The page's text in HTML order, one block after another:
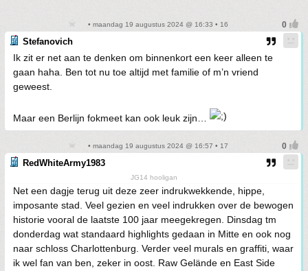
• maandag 19 augustus 2024 @ 16:33 • 16
Stefanovich
Ik zit er net aan te denken om binnenkort een keer alleen te
gaan haha. Ben tot nu toe altijd met familie of m’n vriend
geweest.
Maar een Berlijn fokmeet kan ook leuk zijn…
• maandag 19 augustus 2024 @ 16:57 • 17
RedWhiteArmy1983
JG14 hooligan
Net een dagje terug uit deze zeer indrukwekkende, hippe,
imposante stad. Veel gezien en veel indrukken over de bewogen
historie vooral de laatste 100 jaar meegekregen. Dinsdag tm
donderdag wat standaard highlights gedaan in Mitte en ook nog
naar schloss Charlottenburg. Verder veel murals en graffiti, waar
ik wel fan van ben, zeker in oost. Raw Gelände en East Side